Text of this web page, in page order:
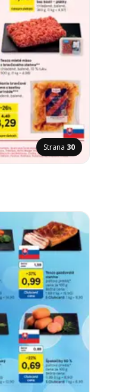
Strana 30